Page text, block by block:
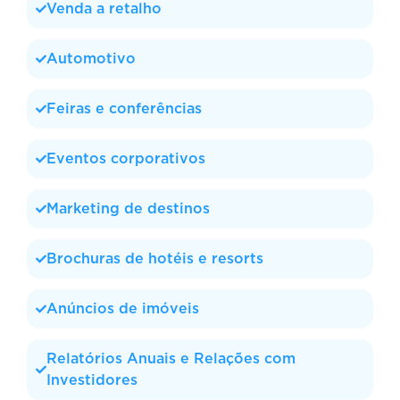
Venda a retalho
Automotivo
Feiras e conferências
Eventos corporativos
Marketing de destinos
Brochuras de hotéis e resorts
Anúncios de imóveis
Relatórios Anuais e Relações com
Investidores